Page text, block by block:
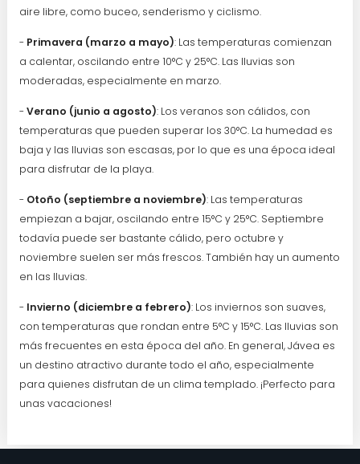
aire libre, como buceo, senderismo y ciclismo.
- Primavera (marzo a mayo): Las temperaturas comienzan
a calentar, oscilando entre 10°C y 25°C. Las lluvias son
moderadas, especialmente en marzo.
- Verano (junio a agosto): Los veranos son cálidos, con
temperaturas que pueden superar los 30°C. La humedad es
baja y las lluvias son escasas, por lo que es una época ideal
para disfrutar de la playa.
- Otoño (septiembre a noviembre): Las temperaturas
empiezan a bajar, oscilando entre 15°C y 25°C. Septiembre
todavía puede ser bastante cálido, pero octubre y
noviembre suelen ser más frescos. También hay un aumento
en las lluvias.
- Invierno (diciembre a febrero): Los inviernos son suaves,
con temperaturas que rondan entre 5°C y 15°C. Las lluvias son
más frecuentes en esta época del año. En general, Jávea es
un destino atractivo durante todo el año, especialmente
para quienes disfrutan de un clima templado. ¡Perfecto para
unas vacaciones!